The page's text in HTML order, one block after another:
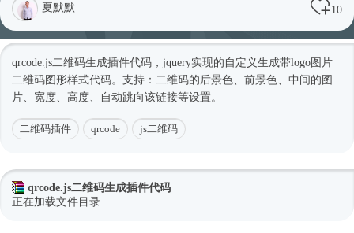
夏默默 10
qrcode.js二维码生成插件代码，jquery实现的自定义生成带logo图片
二维码图形样式代码。支持：二维码的后景色、前景色、中间的图
片、宽度、高度、自动跳向该链接等设置。
二维码插件 qrcode js二维码
qrcode.js二维码生成插件代码
正在加载文件目录...